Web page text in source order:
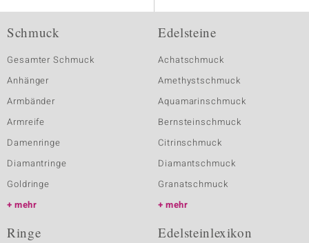
Schmuck
Gesamter Schmuck
Anhänger
Armbänder
Armreife
Damenringe
Diamantringe
Goldringe
mehr
Edelsteine
Achatschmuck
Amethystschmuck
Aquamarinschmuck
Bernsteinschmuck
Citrinschmuck
Diamantschmuck
Granatschmuck
mehr
Ringe Edelsteinlexikon